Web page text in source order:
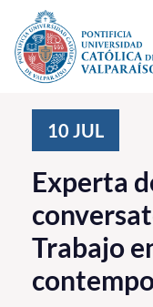
Click acá para ir
Investigación,
PUCV Internacional
Vinculación con el
Admisión
10 JUL
Experta
Trabajo